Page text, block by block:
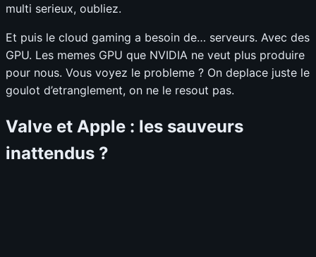
multi serieux, oubliez.
Et puis le cloud gaming a besoin de… serveurs. Avec des
GPU. Les memes GPU que NVIDIA ne veut plus produire
pour nous. Vous voyez le probleme ? On deplace juste le
goulot d’etranglement, on ne le resout pas.
Valve et Apple : les sauveurs
inattendus ?